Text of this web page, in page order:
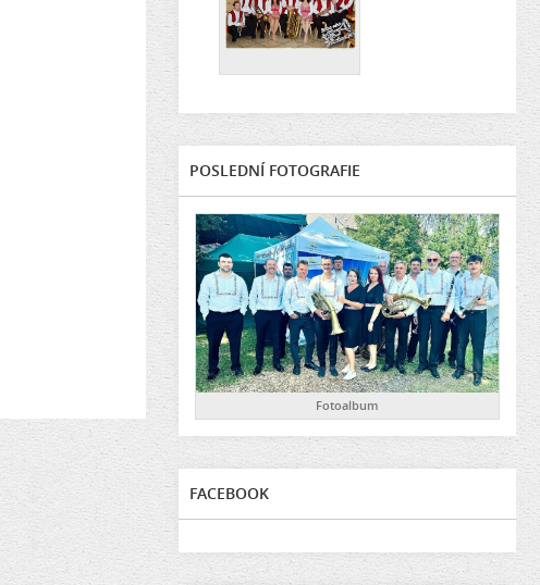
POSLEDNÍ FOTOGRAFIE
Fotoalbum
FACEBOOK